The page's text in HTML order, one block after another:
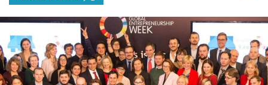
Kliknij, aby powiększyć